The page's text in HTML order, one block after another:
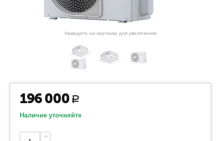
Наведите на картинку для увеличения
196 000 Р
Наличие уточняйте
+